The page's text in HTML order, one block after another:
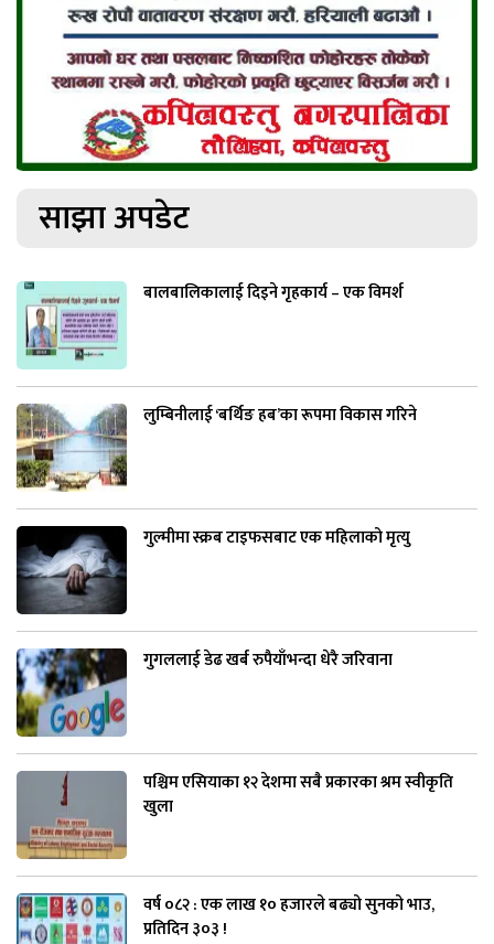
साझा अपडेट
बालबालिकालाई दिइने गृहकार्य – एक विमर्श
लुम्बिनीलाई ‘बर्थिङ हब’का रूपमा विकास गरिने
गुल्मीमा स्क्रब टाइफसबाट एक महिलाको मृत्यु
गुगललाई डेढ खर्ब रुपैयाँभन्दा धेरै जरिवाना
पश्चिम एसियाका १२ देशमा सबै प्रकारका श्रम स्वीकृति
खुला
वर्ष ०८२ : एक लाख १० हजारले बढ्यो सुनको भाउ,
प्रतिदिन ३०३ !